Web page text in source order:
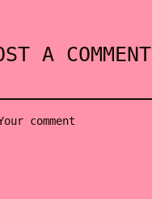
A COMMENT